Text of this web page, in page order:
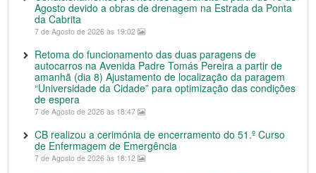
Agosto devido a obras de drenagem na Estrada da Ponta
da Cabrita
7 de Agosto de 2026 às 19:02
Retoma do funcionamento das duas paragens de
autocarros na Avenida Padre Tomás Pereira a partir de
amanhã (dia 8) Ajustamento de localização da paragem
“Universidade da Cidade” para optimização das condições
de espera
7 de Agosto de 2026 às 18:47
CB realizou a cerimónia de encerramento do 51.º Curso
de Enfermagem de Emergência
7 de Agosto de 2026 às 18:12